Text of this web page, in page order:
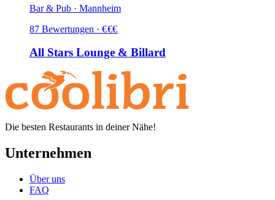
Bar & Pub · Mannheim
87 Bewertungen · €€€
All Stars Lounge & Billard
Die besten Restaurants in deiner Nähe!
Unternehmen
Über uns
FAQ